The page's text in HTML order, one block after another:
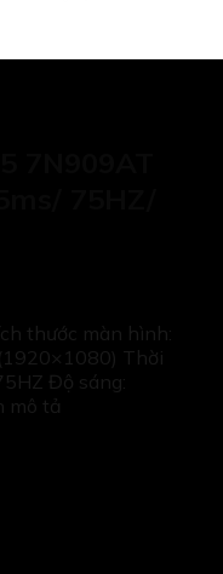
thước màn hình:
Thời
Độ sáng:
mô tả